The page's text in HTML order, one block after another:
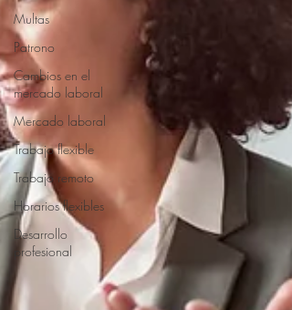
Multas
Patrono
Cambios en el
mercado laboral
Mercado laboral
Trabajo flexible
Trabajo remoto
Horarios flexibles
Desarrollo
profesional